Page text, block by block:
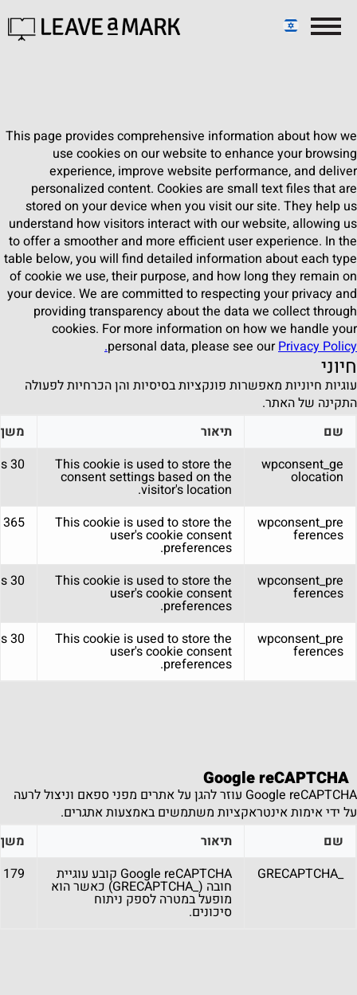
This page provides comprehensive information about how we
use cookies on our website to enhance your browsing
experience, improve website performance, and deliver
personalized content. Cookies are small text files that are
stored on your device when you visit our site. They help us
understand how visitors interact with our website, allowing us
to offer a smoother and more efficient user experience. In the
table below, you will find detailed information about each type
of cookie we use, their purpose, and how long they remain on
your device. We are committed to respecting your privacy and
providing transparency about the data we collect through
cookies. For more information on how we handle your
personal data, please see ourPrivacy Policy.
חיוני
עוגיות חיוניות מאפשרות פונקציות בסיסיות והן הכרחיות לפעולה
התקינה של האתר.
שם
תיאור
wpconsent_ge
olocation
This cookie is used to store the
consent settings based on the
visitor's location.
30 days
wpconsent_pre
ferences
This cookie is used to store the
user's cookie consent
preferences.
365 days
wpconsent_pre
ferences
This cookie is used to store the
user's cookie consent
preferences.
30 days
wpconsent_pre
ferences
This cookie is used to store the
user's cookie consent
preferences.
30 days
Google reCAPTCHA
Google reCAPTCHA עוזר להגן על אתרים מפני ספאם וניצול לרעה
על ידי אימות אינטראקציות משתמשים באמצעות אתגרים.
שם
תיאור
_GRECAPTCHA
Google reCAPTCHA קובע עוגיית
חובה (_GRECAPTCHA) כאשר הוא
מופעל במטרה לספק ניתוח
סיכונים.
179 days